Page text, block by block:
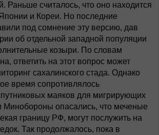
Раньше считалось, что оно находится
и Кореи. Но последние
под сомнение эту версию, дав
об отдельной западной популяции
козыри. По словам
ответить на этот вопрос может
сахалинского стада. Однако
время сопротивлялось
маяков для мигрирующих
опасались, что меченые
границу РФ, могут послужить на
Так продолжалось, пока в